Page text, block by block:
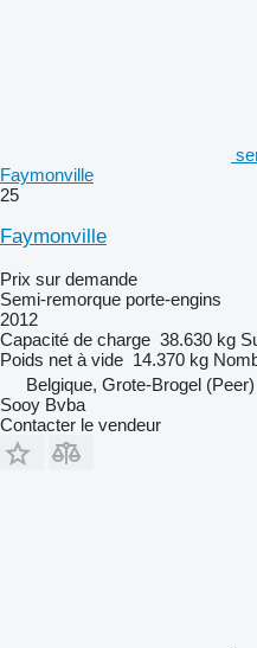
Faymonville
25
Faymonville
Prix sur demande
Semi-remorque porte-engins
2012
Capacité de charge 38.630 kg
Poids net à vide 14.370 kg
Belgique, Grote-Brogel (Peer)
Sooy Bvba
Contacter le vendeur